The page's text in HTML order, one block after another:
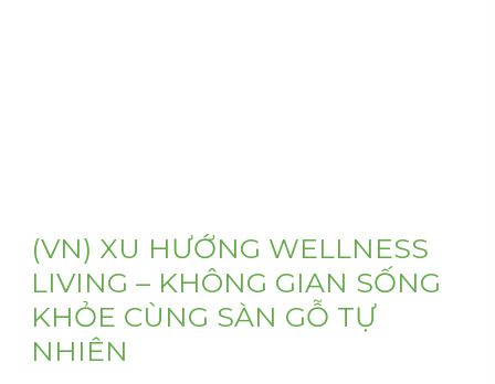
(VN) XU HƯỚNG WELLNESS
LIVING – KHÔNG GIAN SỐNG
KHỎE CÙNG SÀN GỖ TỰ
NHIÊN